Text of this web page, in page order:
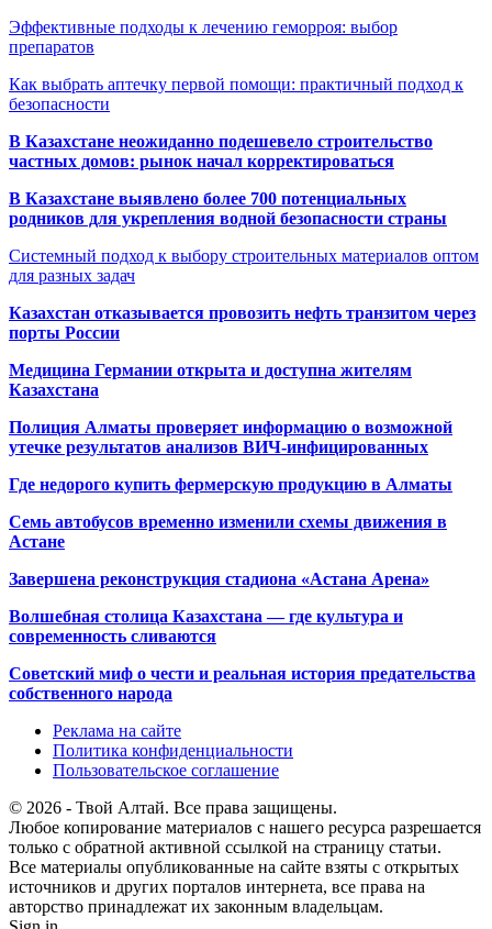
Эффективные подходы к лечению геморроя: выбор
препаратов
Как выбрать аптечку первой помощи: практичный подход к
безопасности
В Казахстане неожиданно подешевело строительство
частных домов: рынок начал корректироваться
В Казахстане выявлено более 700 потенциальных
родников для укрепления водной безопасности страны
Системный подход к выбору строительных материалов оптом
для разных задач
Казахстан отказывается провозить нефть транзитом через
порты России
Медицина Германии открыта и доступна жителям
Казахстана
Полиция Алматы проверяет информацию о возможной
утечке результатов анализов ВИЧ-инфицированных
Где недорого купить фермерскую продукцию в Алматы
Семь автобусов временно изменили схемы движения в
Астане
Завершена реконструкция стадиона «Астана Арена»
Волшебная столица Казахстана — где культура и
современность сливаются
Советский миф о чести и реальная история предательства
собственного народа
Реклама на сайте
Политика конфиденциальности
Пользовательское соглашение
© 2026 - Твой Алтай. Все права защищены.
Любое копирование материалов с нашего ресурса разрешается
только с обратной активной ссылкой на страницу статьи.
Все материалы опубликованные на сайте взяты с открытых
источников и других порталов интернета, все права на
авторство принадлежат их законным владельцам.